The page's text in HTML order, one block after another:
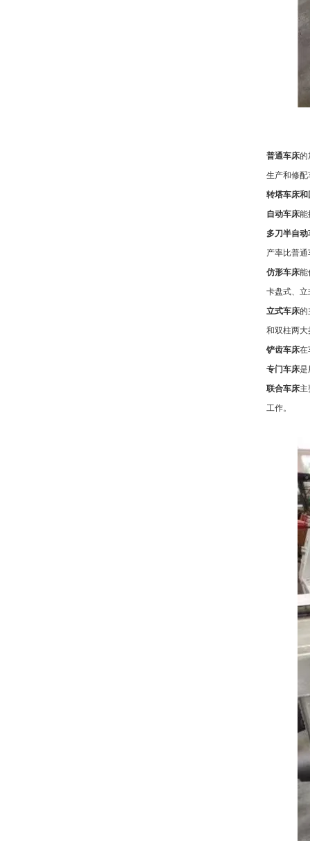
普通车床的
生产和修配
转塔车床和
自动车床能
多刀半自动
产率比普
仿形车床能
卡盘式、
立式车床的
和双柱两大
铲齿车床在
专门车床是
联合车床主
工作。